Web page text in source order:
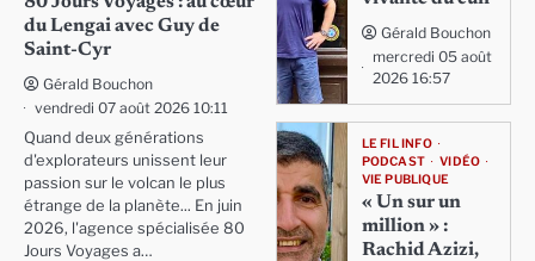
du Lengai avec Guy de
Saint-Cyr
Gérald Bouchon
vendredi 07 août 2026 10:11
Quand deux générations
d'explorateurs unissent leur
passion sur le volcan le plus
étrange de la planète... En juin
2026, l'agence spécialisée 80
Jours Voyages a…
Gérald Bouchon
mercredi 05 août
2026 16:57
LE FIL INFO
PODCAST
VIDÉO
VIE PUBLIQUE
« Un sur un
million » :
Rachid Azizi,